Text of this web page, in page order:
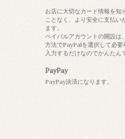
お店に大切なカード情報を知
ことなく、より安全に支払い
ます。
ペイパルアカウントの開設は
方法でPayPalを選択して必要
入力するだけなのでかんたん
PayPay
PayPay決済になります。